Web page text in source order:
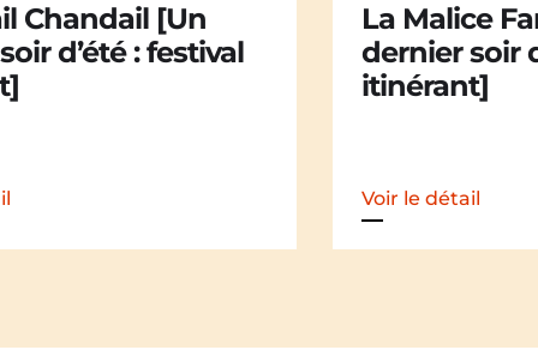
Family [Un
d’été : festival
Kakamü
d’été :
Voir le détail